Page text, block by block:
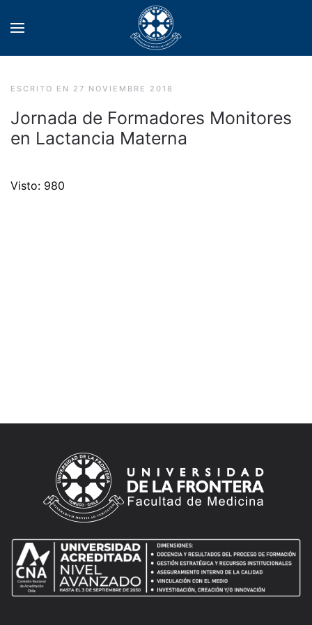
ESCRITO EN 27 NOVIEMBRE 2018
Jornada de Formadores Monitores
en Lactancia Materna
Visto: 980